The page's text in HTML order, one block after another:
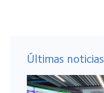
Últimas noticias